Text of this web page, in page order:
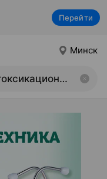
Перейти
Минск